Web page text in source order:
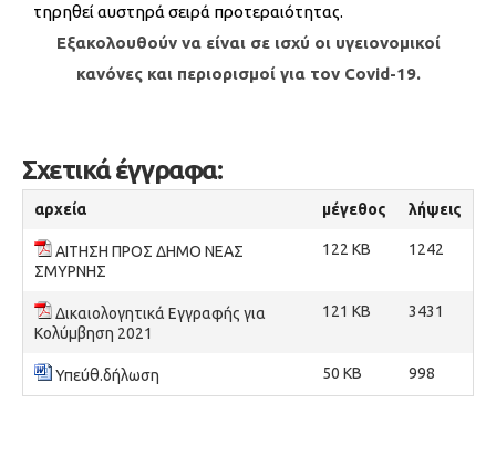
τηρηθεί αυστηρά σειρά προτεραιότητας.
Εξακολουθούν να είναι σε ισχύ οι υγειονομικοί
κανόνες και περιορισμοί για τον Covid-19.
Σχετικά έγγραφα:
αρχεία μέγεθος λήψεις
ΑΙΤΗΣΗ ΠΡΟΣ ΔΗΜΟ ΝΕΑΣ
ΣΜΥΡΝΗΣ
122 KB 1242
Δικαιολογητικά Εγγραφής για
Κολύμβηση 2021
121 KB 3431
Υπεύθ.δήλωση 50 KB 998